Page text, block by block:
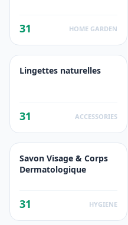
31 HOME GARDEN
Lingettes naturelles
31 ACCESSORIES
Savon Visage & Corps
Dermatologique
31 HYGIENE